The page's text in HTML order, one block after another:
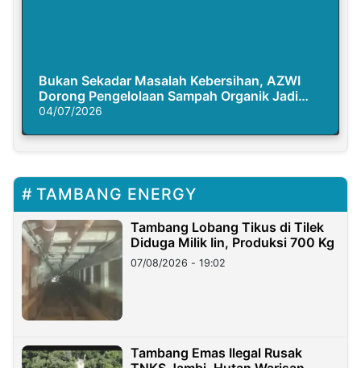
Bukan Sekadar Masalah Kebersihan, AZWI
Dorong Pengelolaan Sampah Organik Jadi
Solusi Krisis Iklim
04/07/2026
TAMBANG ENERGY
Tambang Lobang Tikus di Tilek
Diduga Milik Iin, Produksi 700 Kg
07/08/2026 - 19:02
Tambang Emas Ilegal Rusak